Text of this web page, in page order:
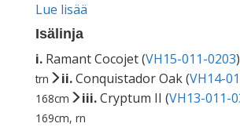
Lue lisää
Isälinja
i. Ramant Cocojet (VH15-011-0203)
trn
ii.Conquistador Oak (VH14-
168cm
iii.Cryptum II (VH13-011-
169cm, rn